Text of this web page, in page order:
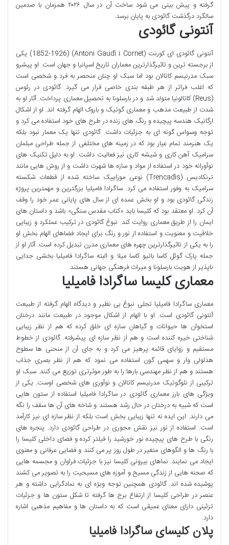
گرفته و پیش بینی می شود ساخت آن در سال ۲۰۲۶ همزمان با صدمین
سالگرد درگذشت گائودی به پایان برسد.
آنتونی گائودی
آنتونی گائودی ای کورنت (Antoni Gaudí i Cornet) (1852-1926) یکی
از برجسته ترین و تاثیرگذارترین معماران تاریخ اسپانیا و جهان است. او پیشرو
سبک مدرنیسم کاتالان بود اما سبک او چنان منحصر به فرد و شخصی است
که اغلب فراتر از هر طبقه بندی خاصی قرار می گیرد. گائودی در رئوس
(Reus) کاتالونیا متولد شد و در بارسلونا به تحصیل معماری پرداخت. آثار او به
شدت از طبیعت مذهب و معماری گوتیک و باروک الهام گرفته اند. او از اشکال
ارگانیک هندسه پیچیده و رنگ های زنده در طرح های خود استفاده می کرد و
توجه وسواس گونه ای به جزئیات داشت. گائودی تنها یک معمار نبود بلکه
یک هنرمند تمام عیار بود که در زمینه های مختلفی از جمله طراحی مبلمان
سرامیک آهن کاری و شیشه کاری نیز فعالیت داشت. او به دلیل تکنیک های
نوآورانه خود در استفاده از مواد و سازه ها شهرت داشت و از روش هایی مانند
ترنکادیس (Trencadís) نوعی موزاییک ساخته شده از قطعات شکسته
سرامیک به وفور استفاده می کرد. ساگرادا فامیلیا بزرگترین و مهمترین پروژه
زندگی گائودی بود و او بخش عمده ای از سال های پایانی عمر خود را وقف
آن کرد. او معتقد بود که کلیسا باید «کتاب مقدس سنگی» باشد و داستان های
ایمان را از طریق معماری روایت کند. نبوغ گائودی در ترکیب عملکرد و زیبایی
خلاقیت و معنویت و استفاده از نور و رنگ برای ایجاد فضاهای الهام بخش او
را به یکی از تاثیرگذارترین چهره های معماری مدرن تبدیل کرده است. آثار او از
جمله پارک گوئل کاسا باتیو کاسا میلا و البته ساگرادا فامیلیا بخشی جدایی
ناپذیر از هویت بارسلونا و میراث فرهنگی جهانی هستند.
معماری کلیسا ساگرادا فامیلیا
معماری ساگرادا فامیلیا تجلی نبوغ بی نظیر و دیدگاه الهام گرفته از طبیعت
آنتونی گائودی است. او با الهام از اشکال موجود در طبیعت مانند درختان
استخوان ها حیوانات و گیاهان سازه ای خلق کرده که هم از نظر زیبایی
شناختی خیره کننده است و هم از نظر سازه ای پیشرفته. گائودی از خطوط
مستقیم و زوایای قائمه پرهیز می کرد و به جای آن از منحنی ها سطوح
هذلولی وار و سهمی گون استفاده می نمود که هم از نظر بصری جذاب
هستند و هم از نظر مهندسی بارها را به طور موثرتری توزیع می کنند. سبک او
ترکیبی از نئوگوتیک مدرنیسم کاتالان و نوآوری های شخصی اوست. یکی از
ویژگی های بارز معماری گائودی در ساگرادا فامیلیا استفاده از ستون هایی
است که شبیه به درختان در حال رشد هستند و شاخه های آن ها سقف را نگه
می دارند. این ایده نه تنها زیبایی بخش است بلکه از نظر سازه ای نیز کارآمد
است. استفاده از نور نیز نقش محوری در طراحی گائودی دارد. پنجره های
رنگی با طرح های پیچیده نور خورشید را فیلتر کرده و فضای داخلی کلیسا را
با رنگ ها و الگوهای متغیر در طول روز پر می کنند و فضایی عرفانی و معنوی
ایجاد می نمایند. نماهای بیرونی کلیسا نیز با جزئیات فراوان و مجسمه هایی
که صحنه هایی از زندگی مسیح و آموزه های مسیحیت را به تصویر می کشند
پوشیده شده اند. گائودی همچنین توجه ویژه ای به نمادگرایی داشته و هر
عنصر در طراحی کلیسا از ارتفاع برج ها گرفته تا شکل ستون ها و جزئیات
تزئینی دارای معنای عمیقی است که به داستان ها و مفاهیم مذهبی اشاره
دارد.
پلان کلیسای ساگرادا فامیلیا